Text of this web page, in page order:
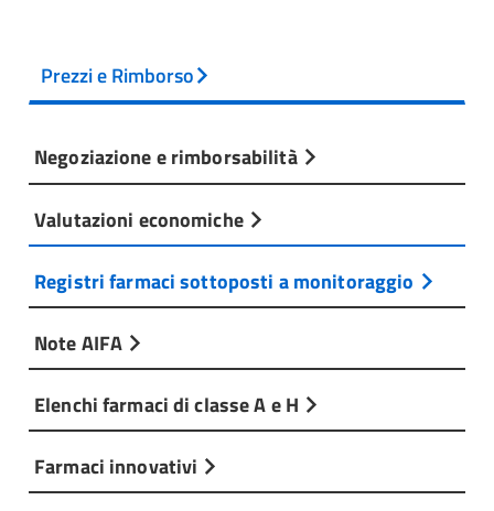
Prezzi e Rimborso
Negoziazione e rimborsabilità
Valutazioni economiche
Registri farmaci sottoposti a monitoraggio
Note AIFA
Elenchi farmaci di classe A e H
Farmaci innovativi